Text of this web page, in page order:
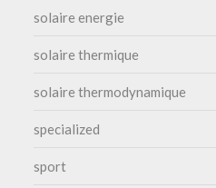
solaire energie
solaire thermique
solaire thermodynamique
specialized
sport